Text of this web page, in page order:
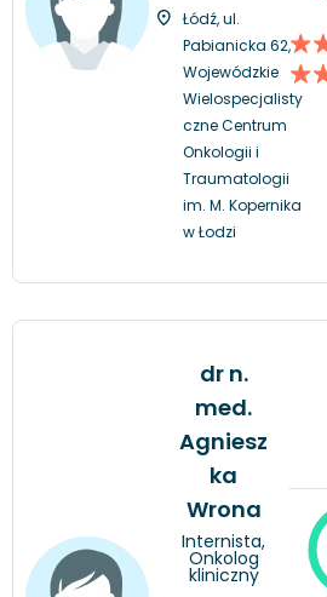
Łódź, ul.
Pabianicka 62,
Wojewódzkie
Wielospecjalisty
czne Centrum
Onkologii i
Traumatologii
im. M. Kopernika
w Łodzi
dr n.
med.
Agniesz
ka
Wrona
Internista,
Onkolog
kliniczny